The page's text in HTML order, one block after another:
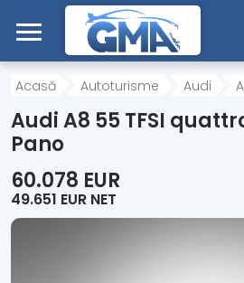
Mergi direct la conținutul principal
Acasă
Autoturisme
Motociclete
Acasă Autoturisme Audi
Audi A8 55 TFSI
Pano
60.078 EUR
49.651 EUR NET